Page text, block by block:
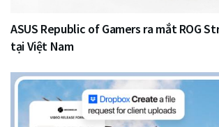
ASUS Republic of Gamers ra mắt ROG
tại Việt Nam